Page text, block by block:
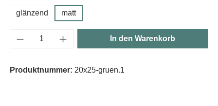
glänzend matt
Produkt Anzahl: Gib den gewünschten
In den Warenkorb
Produktnummer: 20x25-gruen.1